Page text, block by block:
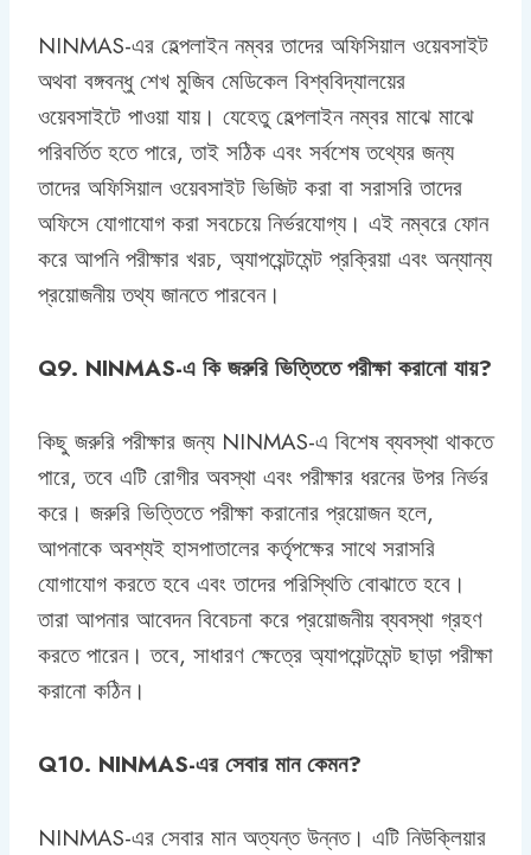
NINMAS-এর হেল্পলাইন নম্বর তাদের অফিসিয়াল ওয়েবসাইট
অথবা বঙ্গবন্ধু শেখ মুজিব মেডিকেল বিশ্ববিদ্যালয়ের
ওয়েবসাইটে পাওয়া যায়। যেহেতু হেল্পলাইন নম্বর মাঝে মাঝে
পরিবর্তিত হতে পারে, তাই সঠিক এবং সর্বশেষ তথ্যের জন্য
তাদের অফিসিয়াল ওয়েবসাইট ভিজিট করা বা সরাসরি তাদের
অফিসে যোগাযোগ করা সবচেয়ে নির্ভরযোগ্য। এই নম্বরে ফোন
করে আপনি পরীক্ষার খরচ, অ্যাপয়েন্টমেন্ট প্রক্রিয়া এবং অন্যান্য
প্রয়োজনীয় তথ্য জানতে পারবেন।
Q9. NINMAS-এ কি জরুরি ভিত্তিতে পরীক্ষা করানো যায়?
কিছু জরুরি পরীক্ষার জন্য NINMAS-এ বিশেষ ব্যবস্থা থাকতে
পারে, তবে এটি রোগীর অবস্থা এবং পরীক্ষার ধরনের উপর নির্ভর
করে। জরুরি ভিত্তিতে পরীক্ষা করানোর প্রয়োজন হলে,
আপনাকে অবশ্যই হাসপাতালের কর্তৃপক্ষের সাথে সরাসরি
যোগাযোগ করতে হবে এবং তাদের পরিস্থিতি বোঝাতে হবে।
তারা আপনার আবেদন বিবেচনা করে প্রয়োজনীয় ব্যবস্থা গ্রহণ
করতে পারেন। তবে, সাধারণ ক্ষেত্রে অ্যাপয়েন্টমেন্ট ছাড়া পরীক্ষা
করানো কঠিন।
Q10. NINMAS-এর সেবার মান কেমন?
NINMAS-এর সেবার মান অত্যন্ত উন্নত। এটি নিউক্লিয়ার